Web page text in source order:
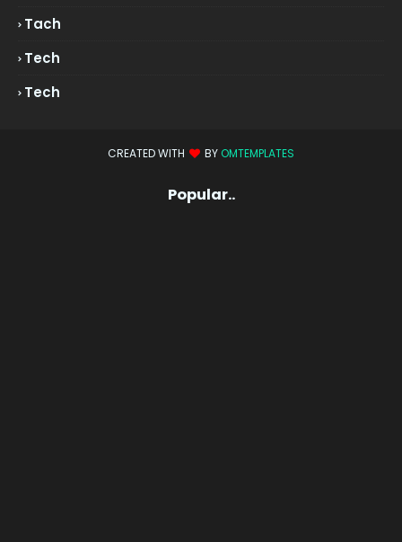
Tach
Tech
Tech
CREATED WITH BY OMTEMPLATES
Popular..